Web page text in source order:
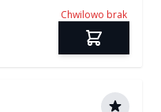
Chwilowo brak